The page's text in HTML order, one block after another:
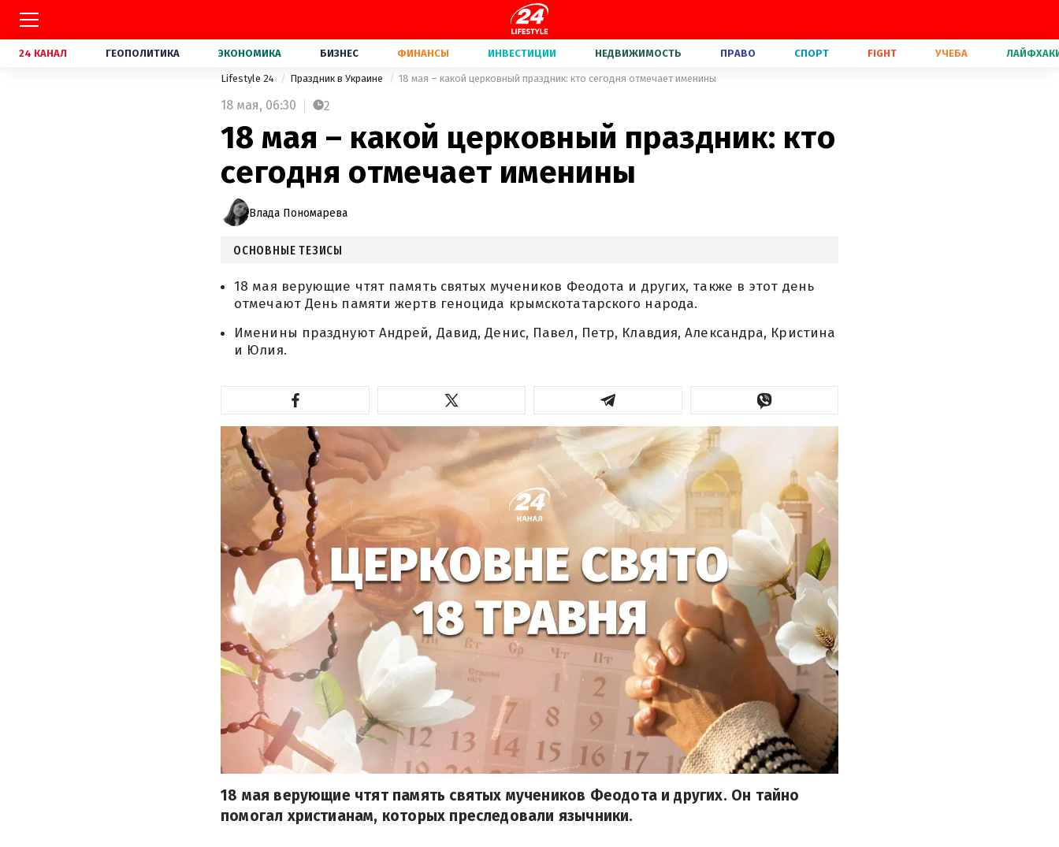
24 КАНАЛ ГЕОПОЛИТИКА ЭКОНОМИКА БИЗНЕС ФИНАНСЫ ИНВЕСТИЦИИ НЕДВИЖИМОСТЬ ПРАВО СПОРТ FIGHT УЧЕБА
Lifestyle 24 Праздник в Украине 18 мая – какой церковный праздник: кто сегодня отмечает именины
18 мая, 06:30 2
18 мая – какой церковный праздник: кто
сегодня отмечает именины
Влада Пономарева
ОСНОВНЫЕ ТЕЗИСЫ
18 мая верующие чтят память святых мучеников Феодота и других, также в этот день
отмечают День памяти жертв геноцида крымскотатарского народа.
Именины празднуют Андрей, Давид, Денис, Павел, Петр, Клавдия, Александра, Кристина
и Юлия.
18 мая верующие чтят память святых мучеников Феодота и других. Он тайно
помогал христианам, которых преследовали язычники.